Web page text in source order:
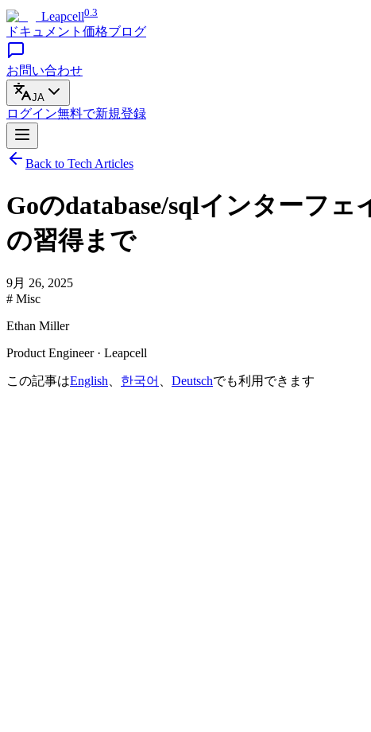
Leapcell0.3
ドキュメント 価格ブログ
お問い合わせ
JA
ログイン無料で新規登録
Back to Tech Articles
Goのdatabase/sqlインターフ
の習得まで
9月 26, 2025
# Misc
Ethan Miller
Product Engineer · Leapcell
この記事はEnglish 한국어 Deutschでも利用できます